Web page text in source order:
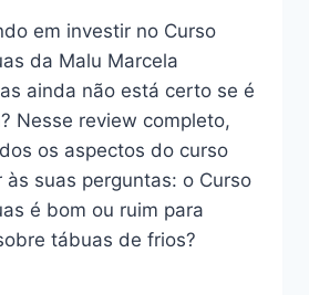
em investir no Curso
da Malu Marcela
ainda não está certo se é
Nesse review completo,
os aspectos do curso
às suas perguntas: o Curso
é bom ou ruim para
tábuas de frios?